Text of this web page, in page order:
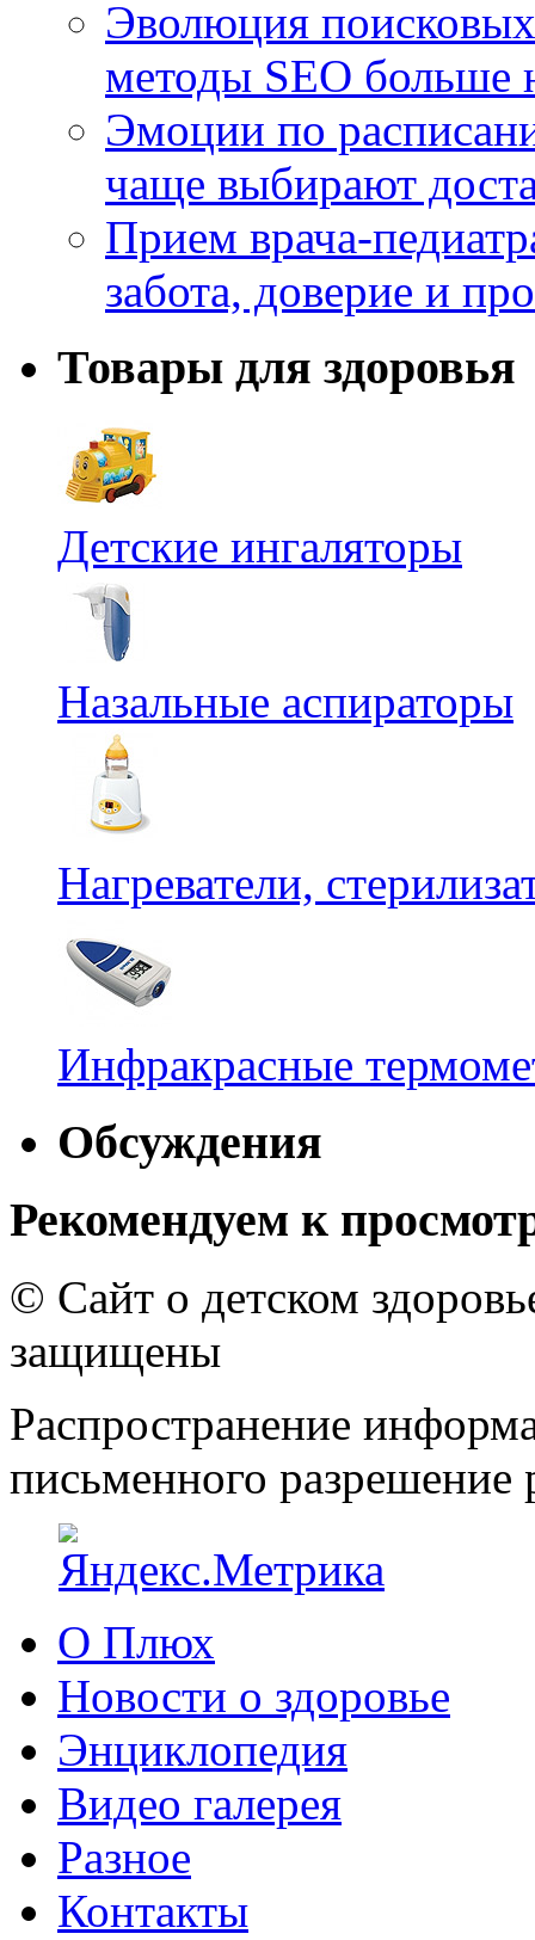
Эволюция
методы SEO больше
Эмоции по
чаще выбирают
Прием врача-
забота, доверие и
Товары для здоровья
Детские ингаляторы
Назальные аспираторы
Нагреватели,
Инфракрасные
Обсуждения
Рекомендуем к
© Сайт о детском
защищены
Распространение
письменного разрешение
О Плюх
Новости о здоровье
Энциклопедия
Видео галерея
Разное
Контакты